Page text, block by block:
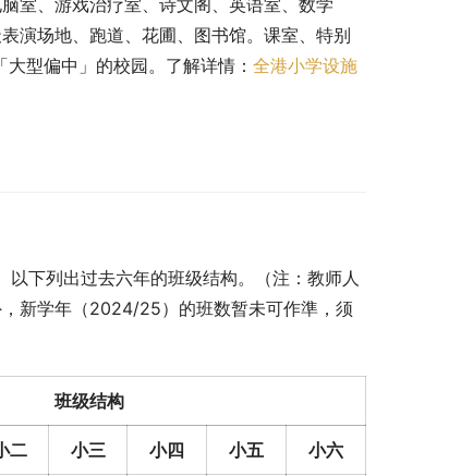
演场地、跑道、花圃、图书馆。课室、特别
型偏中」的校园。了解详情： 全港小学设施
下列出过去六年的班级结构。（注：教师人
新学年（2024/25）的班数暂未可作準，须
班级结构
二 小三 小四 小五 小六